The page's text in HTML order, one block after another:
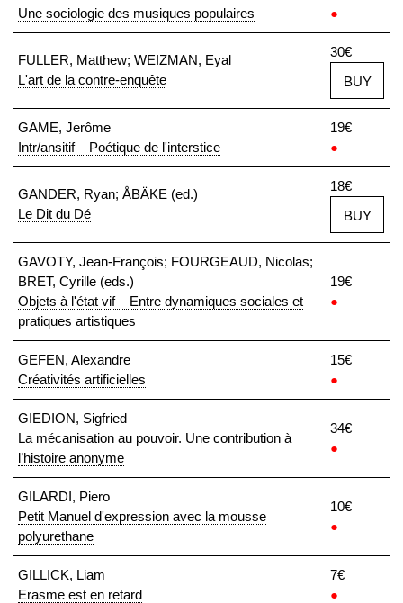
Une sociologie des musiques populaires
●
FULLER, Matthew; WEIZMAN, Eyal
L'art de la contre-enquête
30€
BUY
GAME, Jerôme
Intr/ansitif – Poétique de l'interstice
19€
●
GANDER, Ryan; ÅBÄKE (ed.)
Le Dit du Dé
18€
BUY
GAVOTY, Jean-François; FOURGEAUD, Nicolas;
BRET, Cyrille (eds.)
Objets à l'état vif – Entre dynamiques sociales et
pratiques artistiques
19€
●
GEFEN, Alexandre
Créativités artificielles
15€
●
GIEDION, Sigfried
La mécanisation au pouvoir. Une contribution à
l’histoire anonyme
34€
●
GILARDI, Piero
Petit Manuel d'expression avec la mousse
polyurethane
10€
●
GILLICK, Liam
Erasme est en retard
7€
●